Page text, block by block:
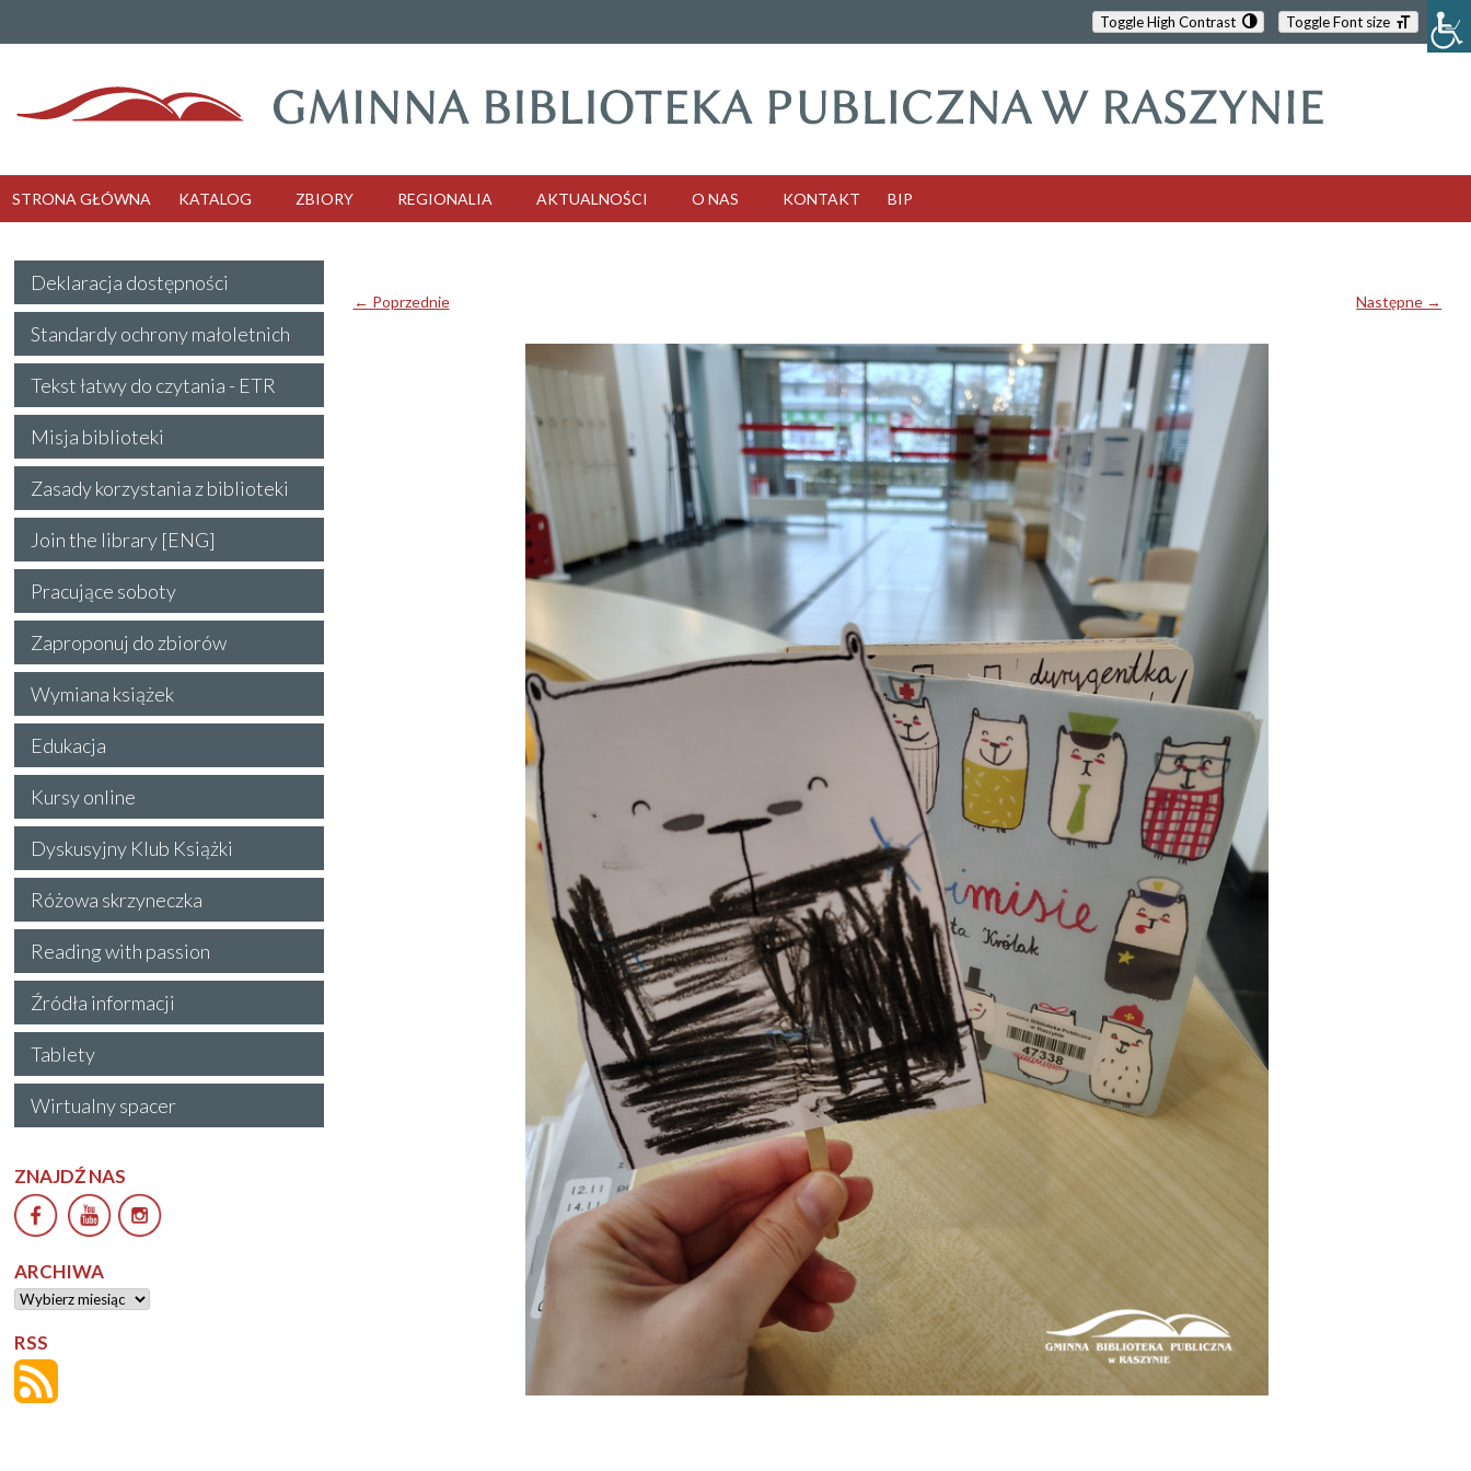
Toggle High Contrast Toggle Font size
STRONA GŁÓWNA KATALOG ZBIORY REGIONALIA AKTUALNOŚCI O NAS KONTAKT BIP
← Poprzednie Następne →
Deklaracja dostępności
Standardy ochrony małoletnich
Tekst łatwy do czytania - ETR
Misja biblioteki
Zasady korzystania z biblioteki
Join the library [ENG]
Pracujące soboty
Zaproponuj do zbiorów
Wymiana książek
Edukacja
Kursy online
Dyskusyjny Klub Książki
Różowa skrzyneczka
Reading with passion
Źródła informacji
Tablety
Wirtualny spacer
ZNAJDŹ NAS
ARCHIWA
Archiwa
RSS